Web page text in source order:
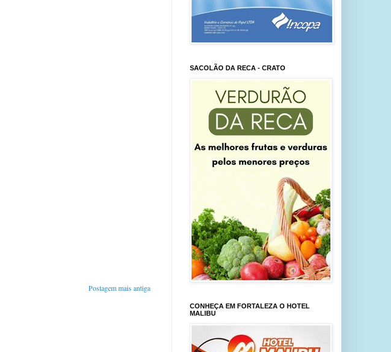
Postagem mais antiga
SACOLÃO DA RECA - CRATO
CONHEÇA EM FORTALEZA O HOTEL
MALIBU